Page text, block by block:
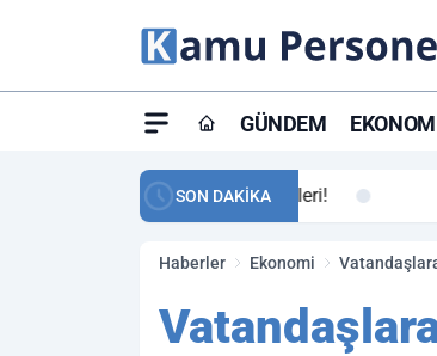
GÜNDEM
SON DAKİKA
maç özeti ve golleri! 23:59 Petrol
Haberler Ekonomi